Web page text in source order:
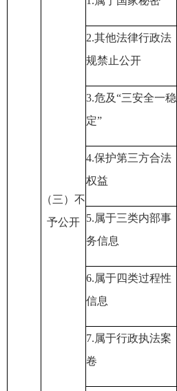
（三）不
予公开
2.其他法律行政法
规禁止公开
3.危及“三安全一稳
定”
4.保护第三方合法
权益
5.属于三类内部事
务信息
6.属于四类过程性
信息
7.属于行政执法案
卷